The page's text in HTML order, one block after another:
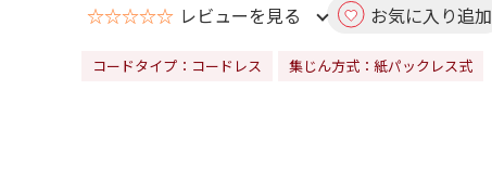
☆☆☆☆☆ レビューを見る お気に入り追加
コードタイプ：コードレス 集じん方式：紙パックレス式